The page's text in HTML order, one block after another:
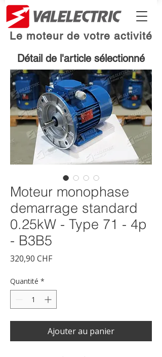
Le moteur de votre activité
Détail de l'article sélectionné
Moteur monophase
demarrage standard
0.25kW - Type 71 - 4p
- B3B5
320,90 CHFPrix
Quantité *
Ajouter au panier